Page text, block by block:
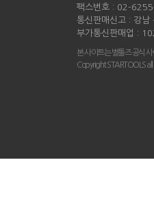
팩스번호 : 02-
통신판매신고 : 강
부가통신판매업 :
본 사이트는 별툴즈 공식
Copyright STARTOOLS all